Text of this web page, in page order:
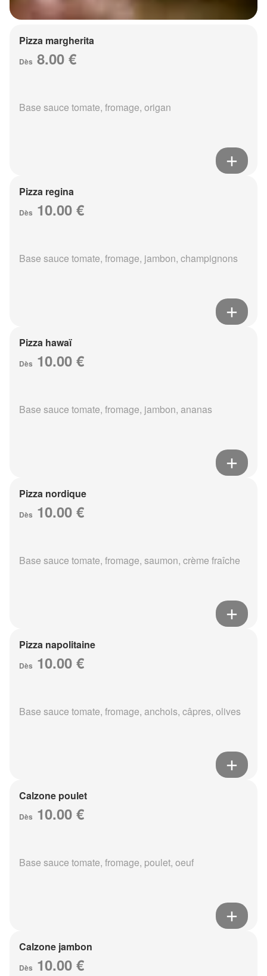
Pizza margherita
Dès 8.00 €
Base sauce tomate, fromage, origan
Pizza regina
Dès 10.00 €
Base sauce tomate, fromage, jambon, champignons
Pizza hawaï
Dès 10.00 €
Base sauce tomate, fromage, jambon, ananas
Pizza nordique
Dès 10.00 €
Base sauce tomate, fromage, saumon, crème fraîche
Pizza napolitaine
Dès 10.00 €
Base sauce tomate, fromage, anchois, câpres, olives
Calzone poulet
Dès 10.00 €
Base sauce tomate, fromage, poulet, oeuf
Calzone jambon
Dès 10.00 €